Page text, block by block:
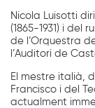
Nicola Luisotti
(1865-1931) i del
de l’Orquestra
l’Auditori de
El mestre italià,
Francisco i del
actualment